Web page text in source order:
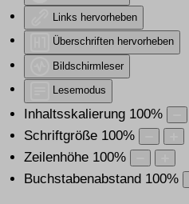
Links hervorheben
Überschriften hervorheben
Bildschirmleser
Lesemodus
Inhaltsskalierung 100%
Schriftgröße 100%
Zeilenhöhe 100%
Buchstabenabstand 100%